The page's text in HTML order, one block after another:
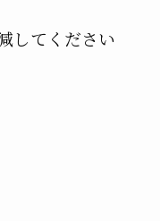
してください